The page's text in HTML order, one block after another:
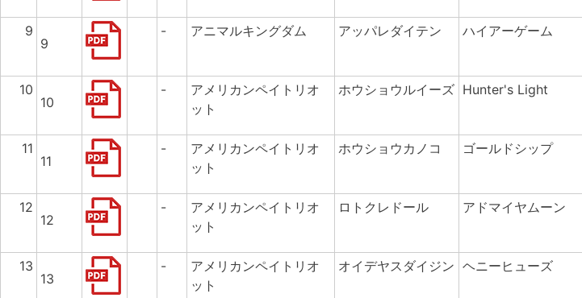
9
9
- アニマルキングダム アッパレダイテン ハイアーゲーム
10
10
-
アメリカンペイトリオ
ット
ホウショウルイーズ Hunter's Light
11
11
-
アメリカンペイトリオ
ット
ホウショウカノコ ゴールドシップ
12
12
-
アメリカンペイトリオ
ット
ロトクレドール アドマイヤムーン
13
13
-
アメリカンペイトリオ
ット
オイデヤスダイジン ヘニーヒューズ